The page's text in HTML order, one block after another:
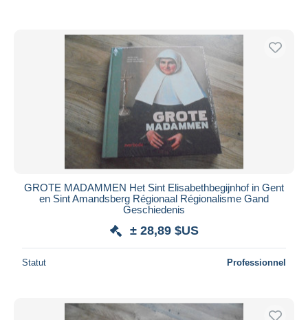
GROTE MADAMMEN Het Sint Elisabethbegijnhof in Gent
en Sint Amandsberg Régionaal Régionalisme Gand
Geschiedenis
± 28,89 $US
Statut Professionnel